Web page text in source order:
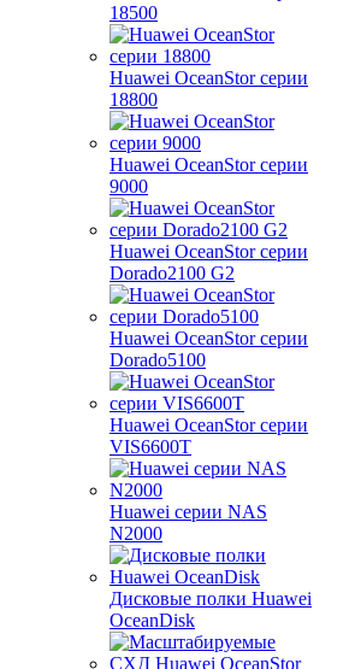
18500
Huawei OceanStor серии
18800
Huawei OceanStor серии
9000
Huawei OceanStor серии
Dorado2100 G2
Huawei OceanStor серии
Dorado5100
Huawei OceanStor серии
VIS6600T
Huawei серии NAS
N2000
Дисковые полки Huawei
OceanDisk